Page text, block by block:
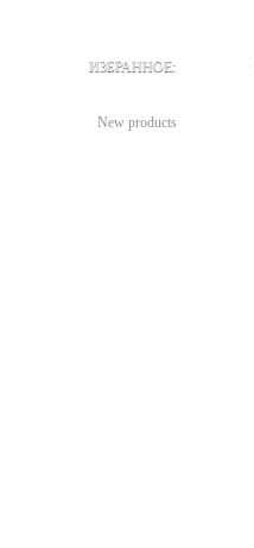
ИЗБРАННОЕ:
New products